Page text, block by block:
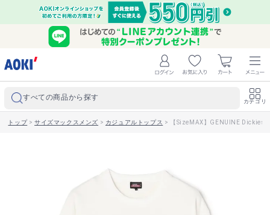
すべての商品から探す カテゴリ
トップ>サイズマックスメンズ > カジュアルトップス > 【SizeMAX】GENUINE Dickies